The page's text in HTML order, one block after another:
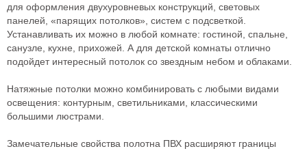
для оформления двухуровневых конструкций, световых
панелей, «парящих потолков», систем с подсветкой.
Устанавливать их можно в любой комнате: гостиной, спальне,
санузле, кухне, прихожей. А для детской комнаты отлично
подойдет интересный потолок со звездным небом и облаками.
Натяжные потолки можно комбинировать с любыми видами
освещения: контурным, светильниками, классическими
большими люстрами.
Замечательные свойства полотна ПВХ расширяют границы